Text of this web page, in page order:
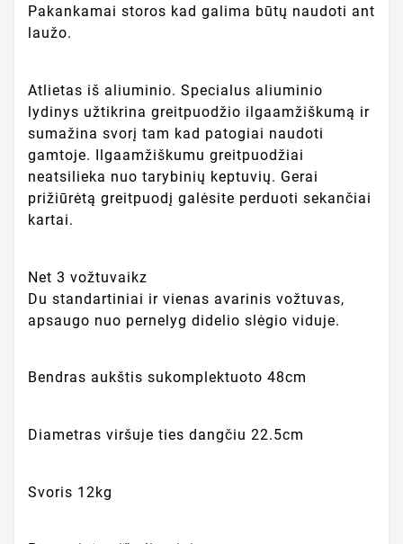
Pakankamai storos kad galima būtų naudoti ant
laužo.
Atlietas iš aliuminio. Specialus aliuminio
lydinys užtikrina greitpuodžio ilgaamžiškumą ir
sumažina svorį tam kad patogiai naudoti
gamtoje. Ilgaamžiškumu greitpuodžiai
neatsilieka nuo tarybinių keptuvių. Gerai
prižiūrėtą greitpuodį galėsite perduoti sekančiai
kartai.
Net 3 vožtuvaikz
Du standartiniai ir vienas avarinis vožtuvas,
apsaugo nuo pernelyg didelio slėgio viduje.
Bendras aukštis sukomplektuoto 48cm
Diametras viršuje ties dangčiu 22.5cm
Svoris 12kg